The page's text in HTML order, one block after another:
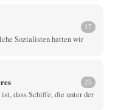
17
Sozialisten hatten wir
25
dass Schiffe, die unter der